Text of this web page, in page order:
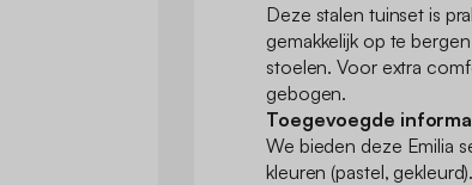
Deze stalen tuinset is
gemakkelijk op te
stoelen. Voor extra
gebogen.
Toegevoegde
We bieden deze Emilia
kleuren (pastel, gekleurd).